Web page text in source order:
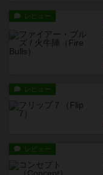
レビュー
レビュー
レビュー